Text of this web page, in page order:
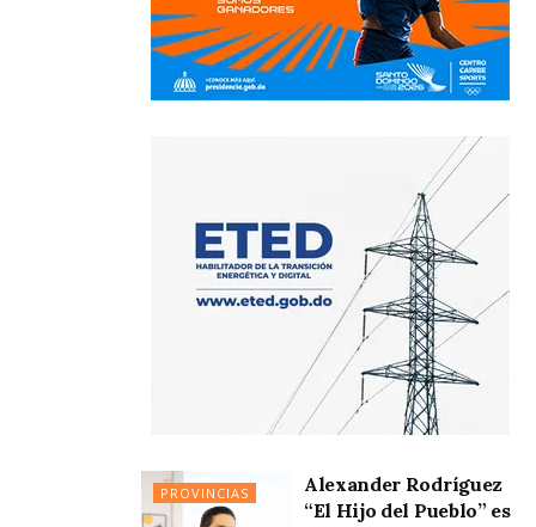
PROVINCIAS
Alexander Rodríguez
“El Hijo del Pueblo” es